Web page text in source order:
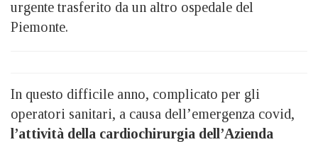
urgente trasferito da un altro ospedale del
Piemonte.
In questo difficile anno, complicato per gli
operatori sanitari, a causa dell’emergenza covid,
l’attività della cardiochirurgia dell’Azienda